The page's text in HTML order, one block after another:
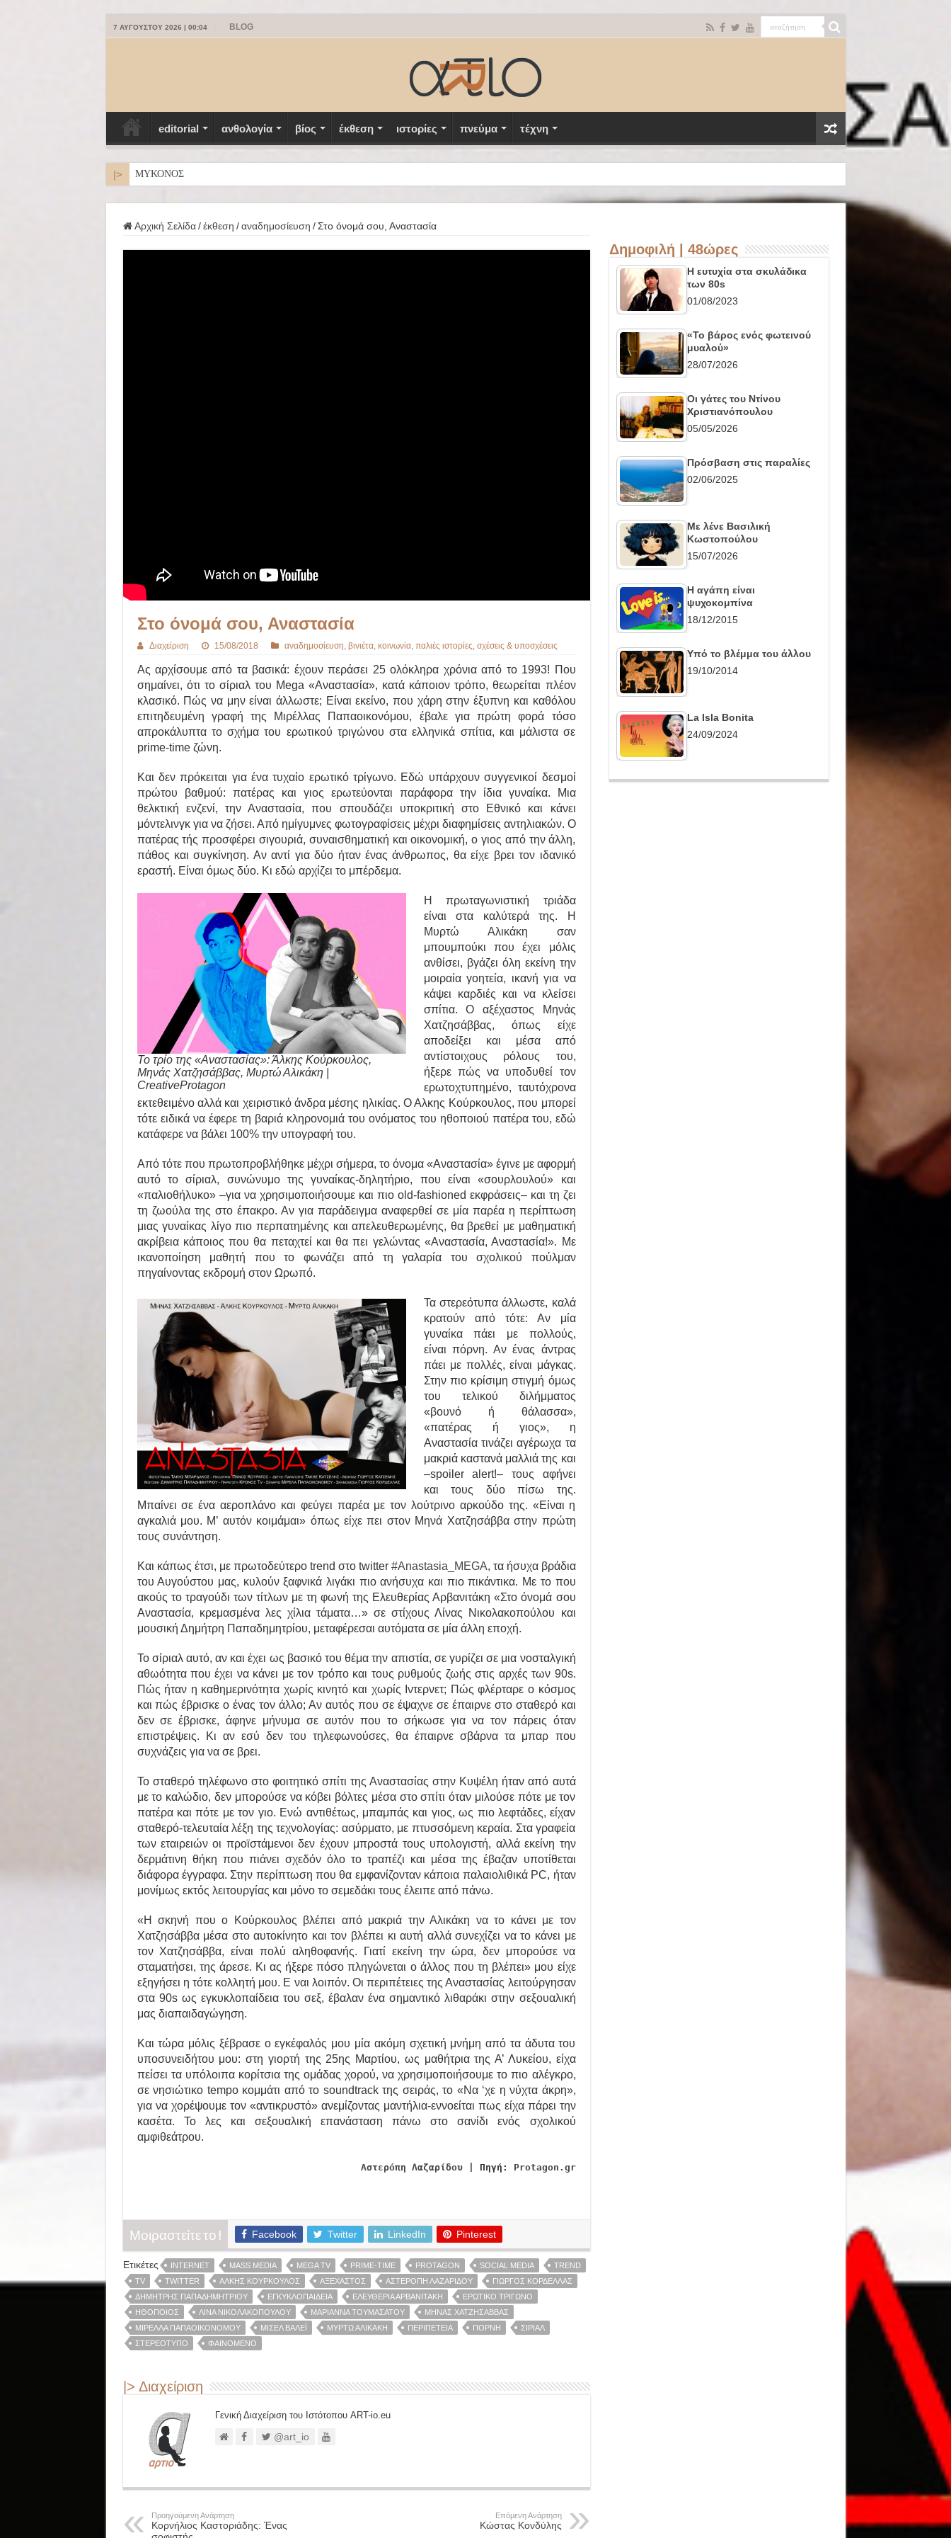
7 ΑΥΓΟΎΣΤΟΥ 2026 | 00:04 BLOG
editorial ανθολογία βίος έκθεση ιστορίες πνεύμα τέχνη
|> ΜΥΚΟΝΟΣ
Αρχική Σελίδα / έκθεση / αναδημοσίευση / Στο όνομά σου, Αναστασία
Στο όνομά σου, Αναστασία
Διαχείριση 15/08/2018 αναδημοσίευση, βινιέτα, κοινωνία, παλιές ιστορίες, σχέσεις & υποσχέσεις
Ας αρχίσουμε από τα βασικά: έχουν περάσει 25 ολόκληρα χρόνια από το 1993! Που
σημαίνει, ότι το σίριαλ του Mega «Αναστασία», κατά κάποιον τρόπο, θεωρείται πλέον
κλασικό. Πώς να μην είναι άλλωστε; Είναι εκείνο, που χάρη στην έξυπνη και καθόλου
επιτηδευμένη γραφή της Μιρέλλας Παπαοικονόμου, έβαλε για πρώτη φορά τόσο
απροκάλυπτα το σχήμα του ερωτικού τριγώνου στα ελληνικά σπίτια, και μάλιστα σε
prime-time ζώνη.
Και δεν πρόκειται για ένα τυχαίο ερωτικό τρίγωνο. Εδώ υπάρχουν συγγενικοί δεσμοί
πρώτου βαθμού: πατέρας και γιος ερωτεύονται παράφορα την ίδια γυναίκα. Μια
θελκτική ενζενί, την Αναστασία, που σπουδάζει υποκριτική στο Εθνικό και κάνει
μόντελινγκ για να ζήσει. Από ημίγυμνες φωτογραφίσεις μέχρι διαφημίσεις αντηλιακών. Ο
πατέρας τής προσφέρει σιγουριά, συναισθηματική και οικονομική, ο γιος από την άλλη,
πάθος και συγκίνηση. Αν αντί για δύο ήταν ένας άνθρωπος, θα είχε βρει τον ιδανικό
εραστή. Είναι όμως δύο. Κι εδώ αρχίζει το μπέρδεμα.
To τρίο της «Αναστασίας»: Άλκης Κούρκουλος,
Μηνάς Χατζησάββας, Μυρτώ Αλικάκη |
CreativeProtagon
Η πρωταγωνιστική τριάδα
είναι στα καλύτερά της. Η
Μυρτώ Αλικάκη σαν
μπουμπούκι που έχει μόλις
ανθίσει, βγάζει όλη εκείνη την
μοιραία γοητεία, ικανή για να
κάψει καρδιές και να κλείσει
σπίτια. Ο αξέχαστος Μηνάς
Χατζησάββας, όπως είχε
αποδείξει και μέσα από
αντίστοιχους ρόλους του,
ήξερε πώς να υποδυθεί τον
ερωτοχτυπημένο, ταυτόχρονα
εκτεθειμένο αλλά και χειριστικό άνδρα μέσης ηλικίας. Ο Αλκης Κούρκουλος, που μπορεί
τότε ειδικά να έφερε τη βαριά κληρονομιά του ονόματος του ηθοποιού πατέρα του, εδώ
κατάφερε να βάλει 100% την υπογραφή του.
Από τότε που πρωτοπροβλήθηκε μέχρι σήμερα, το όνομα «Αναστασία» έγινε με αφορμή
αυτό το σίριαλ, συνώνυμο της γυναίκας-δηλητήριο, που είναι «σουρλουλού» και
«παλιοθήλυκο» –για να χρησιμοποιήσουμε και πιο old-fashioned εκφράσεις– και τη ζει
τη ζωούλα της στο έπακρο. Αν για παράδειγμα αναφερθεί σε μία παρέα η περίπτωση
μιας γυναίκας λίγο πιο περπατημένης και απελευθερωμένης, θα βρεθεί με μαθηματική
ακρίβεια κάποιος που θα πεταχτεί και θα πει γελώντας «Αναστασία, Αναστασία!». Με
ικανοποίηση μαθητή που το φωνάζει από τη γαλαρία του σχολικού πούλμαν
πηγαίνοντας εκδρομή στον Ωρωπό.
Τα στερεότυπα άλλωστε, καλά
κρατούν από τότε: Αν μία
γυναίκα πάει με πολλούς,
είναι πόρνη. Αν ένας άντρας
πάει με πολλές, είναι μάγκας.
Στην πιο κρίσιμη στιγμή όμως
του τελικού διλήμματος
«βουνό ή θάλασσα»,
«πατέρας ή γιος», η
Αναστασία τινάζει αγέρωχα τα
μακριά καστανά μαλλιά της και
–spoiler alert!– τους αφήνει
και τους δύο πίσω της.
Μπαίνει σε ένα αεροπλάνο και φεύγει παρέα με τον λούτρινο αρκούδο της. «Είναι η
αγκαλιά μου. Μ’ αυτόν κοιμάμαι» όπως είχε πει στον Μηνά Χατζησάββα στην πρώτη
τους συνάντηση.
Και κάπως έτσι, με πρωτοδεύτερο trend στο twitter #Anastasia_MEGA, τα ήσυχα βράδια
του Αυγούστου μας, κυλούν ξαφνικά λιγάκι πιο ανήσυχα και πιο πικάντικα. Με το που
ακούς το τραγούδι των τίτλων με τη φωνή της Ελευθερίας Αρβανιτάκη «Στο όνομά σου
Αναστασία, κρεμασμένα λες χίλια τάματα…» σε στίχους Λίνας Νικολακοπούλου και
μουσική Δημήτρη Παπαδημητρίου, μεταφέρεσαι αυτόματα σε μία άλλη εποχή.
Το σίριαλ αυτό, αν και έχει ως βασικό του θέμα την απιστία, σε γυρίζει σε μια νοσταλγική
αθωότητα που έχει να κάνει με τον τρόπο και τους ρυθμούς ζωής στις αρχές των 90s.
Πώς ήταν η καθημερινότητα χωρίς κινητό και χωρίς Ιντερνετ; Πώς φλέρταρε ο κόσμος
και πώς έβρισκε ο ένας τον άλλο; Αν αυτός που σε έψαχνε σε έπαιρνε στο σταθερό και
δεν σε έβρισκε, άφηνε μήνυμα σε αυτόν που το σήκωσε για να τον πάρεις όταν
επιστρέψεις. Κι αν εσύ δεν του τηλεφωνούσες, θα έπαιρνε σβάρνα τα μπαρ που
συχνάζεις για να σε βρει.
Το σταθερό τηλέφωνο στο φοιτητικό σπίτι της Αναστασίας στην Κυψέλη ήταν από αυτά
με το καλώδιο, δεν μπορούσε να κόβει βόλτες μέσα στο σπίτι όταν μιλούσε πότε με τον
πατέρα και πότε με τον γιο. Ενώ αντιθέτως, μπαμπάς και γιος, ως πιο λεφτάδες, είχαν
σταθερό-τελευταία λέξη της τεχνολογίας: ασύρματο, με πτυσσόμενη κεραία. Στα γραφεία
των εταιρειών οι προϊστάμενοι δεν έχουν μπροστά τους υπολογιστή, αλλά εκείνη την
δερμάτινη θήκη που πιάνει σχεδόν όλο το τραπέζι και μέσα της έβαζαν υποτίθεται
διάφορα έγγραφα. Στην περίπτωση που θα εμφανίζονταν κάποια παλαιολιθικά PC, ήταν
μονίμως εκτός λειτουργίας και μόνο το σεμεδάκι τους έλειπε από πάνω.
«Η σκηνή που ο Κούρκουλος βλέπει από μακριά την Αλικάκη να το κάνει με τον
Χατζησάββα μέσα στο αυτοκίνητο και τον βλέπει κι αυτή αλλά συνεχίζει να το κάνει με
τον Χατζησάββα, είναι πολύ αληθοφανής. Γιατί εκείνη την ώρα, δεν μπορούσε να
σταματήσει, της άρεσε. Κι ας ήξερε πόσο πληγώνεται ο άλλος που τη βλέπει» μου είχε
εξηγήσει η τότε κολλητή μου. Ε ναι λοιπόν. Οι περιπέτειες της Αναστασίας λειτούργησαν
στα 90s ως εγκυκλοπαίδεια του σεξ, έβαλαν ένα σημαντικό λιθαράκι στην σεξουαλική
μας διαπαιδαγώγηση.
Και τώρα μόλις ξέβρασε ο εγκέφαλός μου μία ακόμη σχετική μνήμη από τα άδυτα του
υποσυνειδήτου μου: στη γιορτή της 25ης Μαρτίου, ως μαθήτρια της Α’ Λυκείου, είχα
πείσει τα υπόλοιπα κορίτσια της ομάδας χορού, να χρησιμοποιήσουμε το πιο αλέγκρο,
σε νησιώτικο tempo κομμάτι από το soundtrack της σειράς, το «Να ‘χε η νύχτα άκρη»,
για να χορέψουμε τον «αντικρυστό» ανεμίζοντας μαντήλια-εννοείται πως είχα πάρει την
κασέτα. Το λες και σεξουαλική επανάσταση πάνω στο σανίδι ενός σχολικού
αμφιθεάτρου.
Αστερόπη Λαζαρίδου| Πηγή: Protagon.gr
Μοιραστείτε το ! Facebook Twitter LinkedIn Pinterest
Ετικέτες INTERNET MASS MEDIA MEGA TV PRIME-TIME PROTAGON SOCIAL MEDIA
TREND
TV
TWITTER ΆΛΚΗΣ ΚΟΎΡΚΟΥΛΟΣ ΑΞΈΧΑΣΤΟΣ ΑΣΤΕΡΌΠΗ ΛΑΖΑΡΊΔΟΥ
ΓΙΏΡΓΟΣ ΚΟΡΔΈΛΛΑΣ
ΔΗΜΉΤΡΗΣ ΠΑΠΑΔΗΜΗΤΡΊΟΥ
ΕΓΚΥΚΛΟΠΑΊΔΕΙΑ ΕΛΕΥΘΕΡΊΑ ΑΡΒΑΝΙΤΆΚΗ
ΕΡΩΤΙΚΌ ΤΡΊΓΩΝΟ
ΗΘΟΠΟΙΌΣ
ΛΊΝΑ ΝΙΚΟΛΑΚΟΠΟΎΛΟΥ ΜΑΡΙΆΝΝΑ ΤΟΥΜΑΣΆΤΟΥ
ΜΗΝΆΣ ΧΑΤΖΗΣΆΒΒΑΣ
ΜΙΡΈΛΛΑ ΠΑΠΑΟΙΚΟΝΌΜΟΥ
ΜΙΣΈΛ ΒΆΛΕΪ ΜΥΡΤΏ ΑΛΙΚΆΚΗ ΠΕΡΙΠΈΤΕΙΑ ΠΌΡΝΗ
ΣΊΡΙΑΛ
ΣΤΕΡΕΌΤΥΠΟ
ΦΑΙΝΌΜΕΝΟ
|> Διαχείριση
Γενική Διαχείριση του Ιστότοπου ART-io.eu
@art_io
Προηγούμενη Ανάρτηση
Κορνήλιος Καστοριάδης: Ένας
Επόμενη Ανάρτηση
Κώστας Κονδύλης
Δημοφιλή | 48ώρες
Η ευτυχία στα σκυλάδικα
των 80s
01/08/2023
«Το βάρος ενός φωτεινού
μυαλού»
28/07/2026
Οι γάτες του Ντίνου
Χριστιανόπουλου
05/05/2026
Πρόσβαση στις παραλίες
02/06/2025
Με λένε Βασιλική
Κωστοπούλου
15/07/2026
Η αγάπη είναι
ψυχοκομπίνα
18/12/2015
Υπό το βλέμμα του άλλου
19/10/2014
La Isla Bonita
24/09/2024